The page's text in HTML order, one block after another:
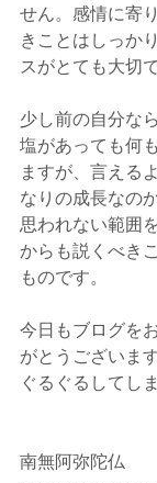
せん。感情に寄
きことはしっか
スがとても大切で
少し前の自分な
塩があっても何
ますが、言える
なりの成長なの
思われない範囲
からも説くべき
ものです。
今日もブログを
がとうございま
ぐるぐるしてし
南無阿弥陀仏